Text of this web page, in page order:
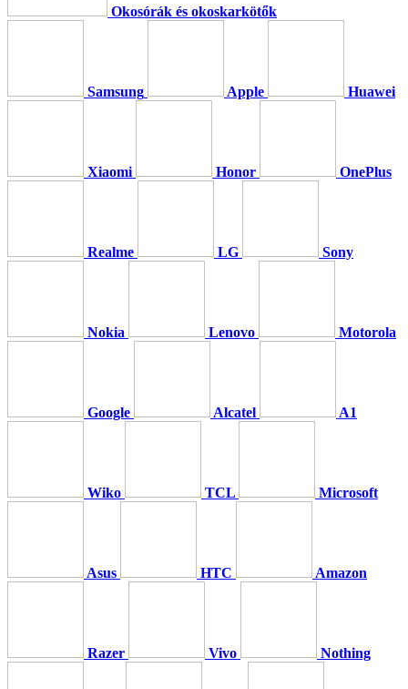
Okosórák és okoskarkötők
Samsung Apple Huawei
Xiaomi Honor OnePlus
Realme LG Sony
Nokia Lenovo Motorola
Google Alcatel A1
Wiko TCL Microsoft
Asus HTC Amazon
Razer Vivo Nothing